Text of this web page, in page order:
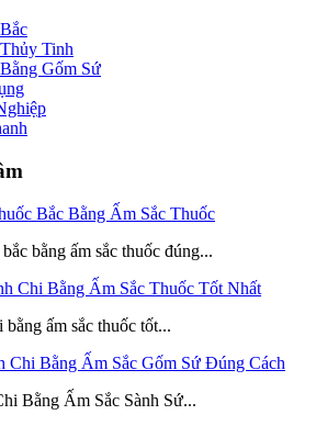
Tinh
Gốm Sứ
bằng ấm sắc thuốc đúng...
ấm sắc thuốc tốt...
Bằng Ấm Sắc Sành Sứ...